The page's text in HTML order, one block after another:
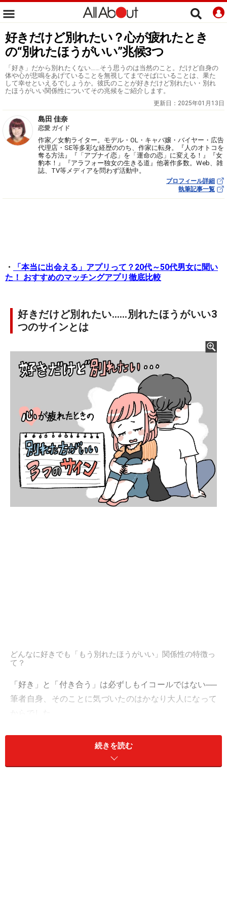
好きだけど別れたい？心が疲れたとき
の“別れたほうがいい”兆候3つ
「好き」だから別れたくない……そう思うのは当然のこと。だけど自身の
体や心が悲鳴をあげていることを無視してまでそばにいることは、果た
して幸せといえるでしょうか。彼氏のことが好きだけど別れたい・別れ
たほうがいい関係性についてその兆候をご紹介します。
更新日： 2025年01月13日
島田 佳奈
恋愛 ガイド
作家／女豹ライター。モデル・OL・キャバ嬢・バイヤー・広告
代理店・SE等多彩な経歴ののち、作家に転身。『人のオトコを
奪る方法』『「アブナイ恋」を「運命の恋」に変える！』『女
豹本！』『アラフォー独女の生きる道』他著作多数。Web、雑
誌、TV等メディアを問わず活動中。
プロフィール詳細
執筆記事一覧
・
「本当に出会える」アプリって？20代～50代男女に聞い
た！ おすすめのマッチングアプリ徹底比較
好きだけど別れたい……別れたほうがいい3
つのサインとは
どんなに好きでも「もう別れたほうがいい」関係性の特徴っ
て？
「好き」と「付き合う」は必ずしもイコールではない──
筆者自身、そのことに気づいたのはかなり大人になって
もちろん、付き合うほど相手と相思相愛だったのは事
実。しかし相手は自分とは違う人間です。好きだからと
いって何もかも受け入れられるわけでもなく、親しくな
続きを読む